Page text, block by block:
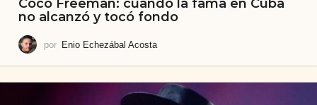
Coco Freeman: cuando la fama en Cuba
no alcanzó y tocó fondo
por Enio Echezábal Acosta